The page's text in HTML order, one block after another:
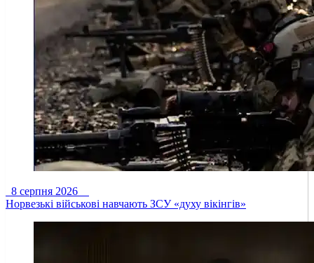
8 серпня 2026
Норвезькі військові навчають ЗСУ «духу вікінгів»